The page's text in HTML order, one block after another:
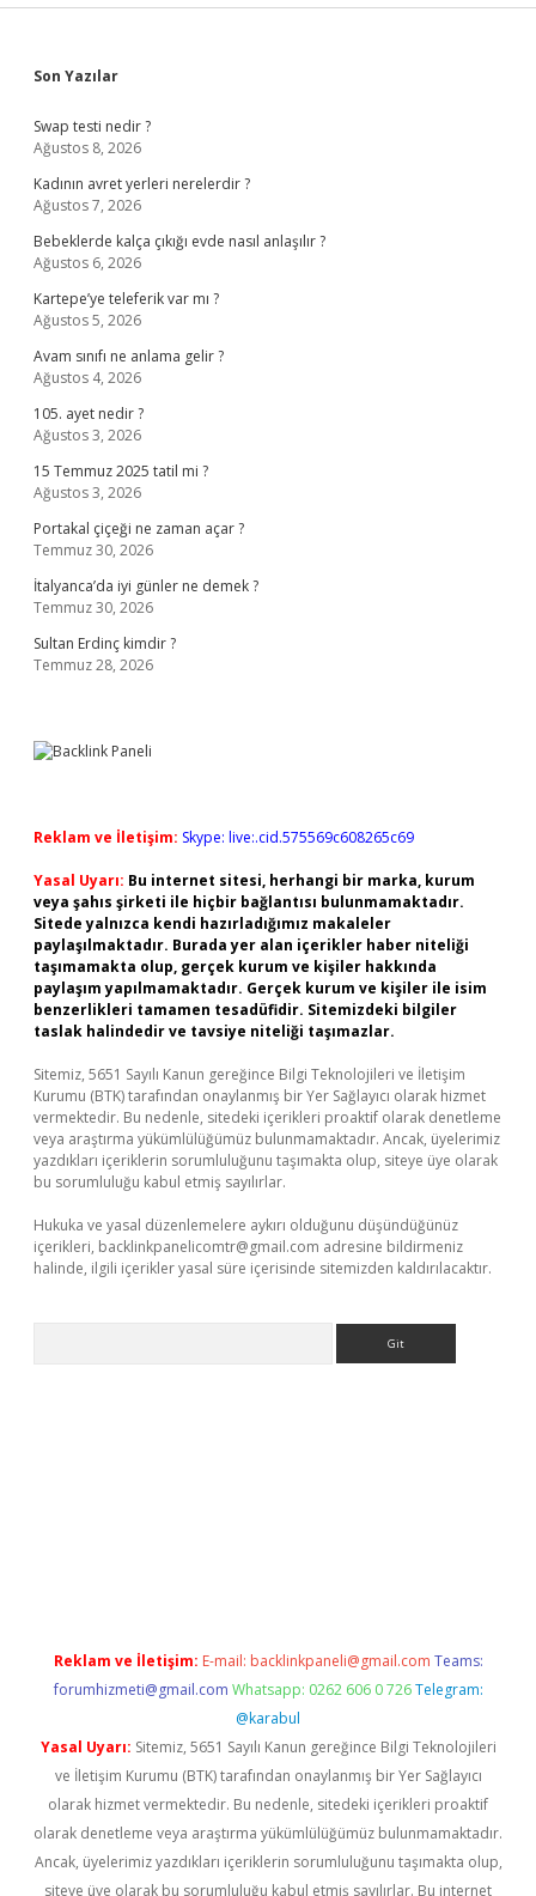
Sidebar
Son Yazılar
Swap testi nedir ?
Ağustos 8, 2026
Kadının avret yerleri nerelerdir ?
Ağustos 7, 2026
Bebeklerde kalça çıkığı evde nasıl anlaşılır ?
Ağustos 6, 2026
Kartepe’ye teleferik var mı ?
Ağustos 5, 2026
Avam sınıfı ne anlama gelir ?
Ağustos 4, 2026
105. ayet nedir ?
Ağustos 3, 2026
15 Temmuz 2025 tatil mi ?
Ağustos 3, 2026
Portakal çiçeği ne zaman açar ?
Temmuz 30, 2026
İtalyanca’da iyi günler ne demek ?
Temmuz 30, 2026
Sultan Erdinç kimdir ?
Temmuz 28, 2026
Reklam ve İletişim: Skype: live:.cid.575569c608265c69
Yasal Uyarı: Bu internet sitesi, herhangi bir marka, kurum
veya şahıs şirketi ile hiçbir bağlantısı bulunmamaktadır.
Sitede yalnızca kendi hazırladığımız makaleler
paylaşılmaktadır. Burada yer alan içerikler haber niteliği
taşımamakta olup, gerçek kurum ve kişiler hakkında
paylaşım yapılmamaktadır. Gerçek kurum ve kişiler ile isim
benzerlikleri tamamen tesadüfidir. Sitemizdeki bilgiler
taslak halindedir ve tavsiye niteliği taşımazlar.
Sitemiz, 5651 Sayılı Kanun gereğince Bilgi Teknolojileri ve İletişim
Kurumu (BTK) tarafından onaylanmış bir Yer Sağlayıcı olarak hizmet
vermektedir. Bu nedenle, sitedeki içerikleri proaktif olarak denetleme
veya araştırma yükümlülüğümüz bulunmamaktadır. Ancak, üyelerimiz
yazdıkları içeriklerin sorumluluğunu taşımakta olup, siteye üye olarak
bu sorumluluğu kabul etmiş sayılırlar.
Hukuka ve yasal düzenlemelere aykırı olduğunu düşündüğünüz
içerikleri, backlinkpanelicomtr@gmail.com adresine bildirmeniz
halinde, ilgili içerikler yasal süre içerisinde sitemizden kaldırılacaktır.
Reklam ve İletişim: E-mail: backlinkpaneli@gmail.com Teams:
forumhizmeti@gmail.com Whatsapp: 0262 606 0 726 Telegram:
@karabul
Yasal Uyarı: Sitemiz, 5651 Sayılı Kanun gereğince Bilgi Teknolojileri
ve İletişim Kurumu (BTK) tarafından onaylanmış bir Yer Sağlayıcı
olarak hizmet vermektedir. Bu nedenle, sitedeki içerikleri proaktif
olarak denetleme veya araştırma yükümlülüğümüz bulunmamaktadır.
Ancak, üyelerimiz yazdıkları içeriklerin sorumluluğunu taşımakta olup,
siteye üye olarak bu sorumluluğu kabul etmiş sayılırlar. Bu internet